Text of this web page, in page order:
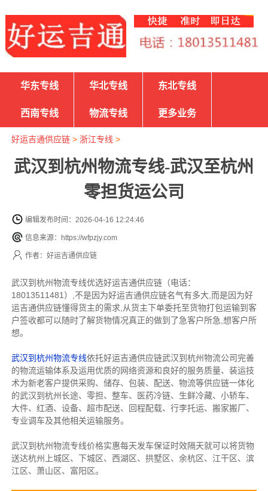
华东专线 华北专线 东北专线
西南专线 物流专线 更多业务
好运吉通供应链> 浙江专线 >
武汉到杭州物流专线-武汉至杭州
零担货运公司
编辑发布时间：2026-04-16 12:24:46
信息来源：https://wfpzjy.com
作者：好运吉通供应链
武汉到杭州物流专线优选好运吉通供应链（电话：
18013511481）,不是因为好运吉通供应链名气有多大,而是因为好
运吉通供应链懂得货主的需求,从货主下单委托至货物打包运输到客
户签收都可以随时了解货物情况真正的做到了急客户所急,想客户所
想。
武汉到杭州物流专线依托好运吉通供应链武汉到杭州物流公司完善
的物流运输体系及运用优质的网络资源和良好的服务质量、装运技
术为新老客户提供采购、储存、包装、配送、物流等供应链一体化
的武汉到杭州长途、零担、整车、医药冷链、生鲜冷藏、小轿车、
大件、红酒、设备、超市配送、回程配载、行李托运、搬家搬厂、
专业调车及其他相关运输服务。
武汉到杭州物流专线价格实惠每天发车保证时效隔天就可以将货物
送达杭州上城区、下城区、西湖区、拱墅区、余杭区、江干区、滨
江区、萧山区、富阳区。